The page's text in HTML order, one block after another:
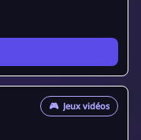
🎮 Jeux vidéos